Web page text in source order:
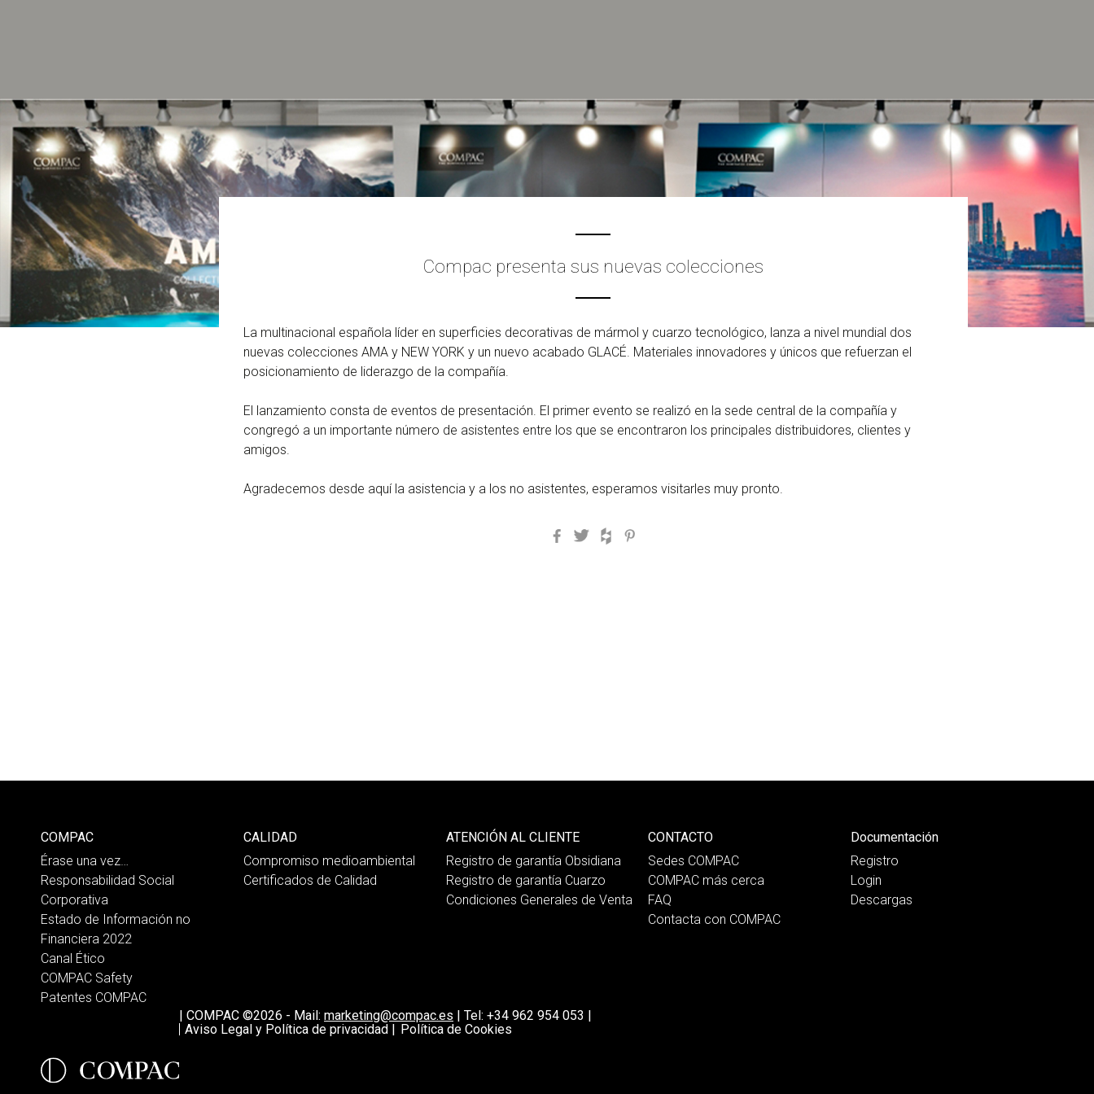
Compac presenta sus nuevas colecciones
La multinacional española líder en superficies decorativas de mármol y cuarzo tecnológico, lanza a nivel mundial dos
nuevas colecciones AMA y NEW YORK y un nuevo acabado GLACÉ. Materiales innovadores y únicos que refuerzan el
posicionamiento de liderazgo de la compañía.
El lanzamiento consta de eventos de presentación. El primer evento se realizó en la sede central de la compañía y
congregó a un importante número de asistentes entre los que se encontraron los principales distribuidores, clientes y
amigos.
Agradecemos desde aquí la asistencia y a los no asistentes, esperamos visitarles muy pronto.
Facebook
TwitterHouzz
COMPAC
Érase una vez…
Responsabilidad Social
Corporativa
Estado de Información no
Financiera 2022
Canal Ético
COMPAC Safety
Patentes COMPAC
CALIDAD
Compromiso medioambiental
Certificados de Calidad
ATENCIÓN AL CLIENTE
Registro de garantía Obsidiana
Registro de garantía Cuarzo
Condiciones Generales de Venta
CONTACTO
Sedes COMPAC
COMPAC más cerca
FAQ
Contacta con COMPAC
Documentación
Registro
Login
Descargas
| COMPAC ©2026 - Mail: marketing@compac.es | Tel: +34 962 954 053 |
Aviso Legal y Política de privacidad | Política de Cookies